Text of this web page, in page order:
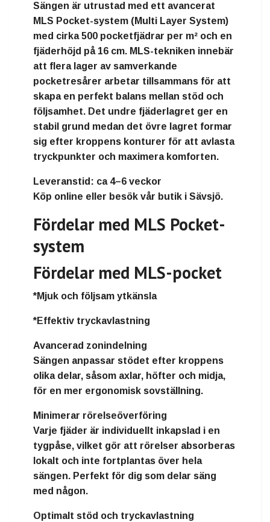
Sängen är utrustad med ett avancerat
MLS Pocket-system (Multi Layer System)
med cirka500 pocketfjädrar per m² och en
fjäderhöjd på 16 cm. MLS-tekniken innebär
att flera lager av samverkande
pocketresårer arbetar tillsammans för att
skapa en perfekt balans mellan stöd och
följsamhet. Det undre fjäderlagret ger en
stabil grund medan det övre lagret formar
sig efter kroppens konturer för att avlasta
tryckpunkter och maximera komforten.
Leveranstid: ca 4–6 veckor
Köp online eller besök vår butik i Sävsjö.
Fördelar med MLS Pocket-
system
Fördelar med MLS-pocket
*Mjuk och följsam ytkänsla
*Effektiv tryckavlastning
Avancerad zonindelning
Sängen anpassar stödet efter kroppens
olika delar, såsom axlar, höfter och midja,
för en mer ergonomisk sovställning.
Minimerar rörelseöverföring
Varje fjäder är individuellt inkapslad i en
tygpåse, vilket gör att rörelser absorberas
lokalt och inte fortplantas över hela
sängen. Perfekt för dig som delar säng
med någon.
Optimalt stöd och tryckavlastning